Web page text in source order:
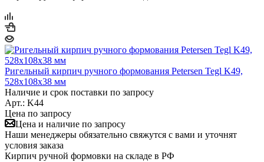
Ригельный кирпич ручного формования Petersen Tegl K49,
528x108x38 мм
Наличие и срок поставки по запросу
Арт.: K44
Цена по запросу
Цена и наличие по запросу
Наши менеджеры обязательно свяжутся с вами и уточнят
условия заказа
Кирпич ручной формовки на складе в РФ